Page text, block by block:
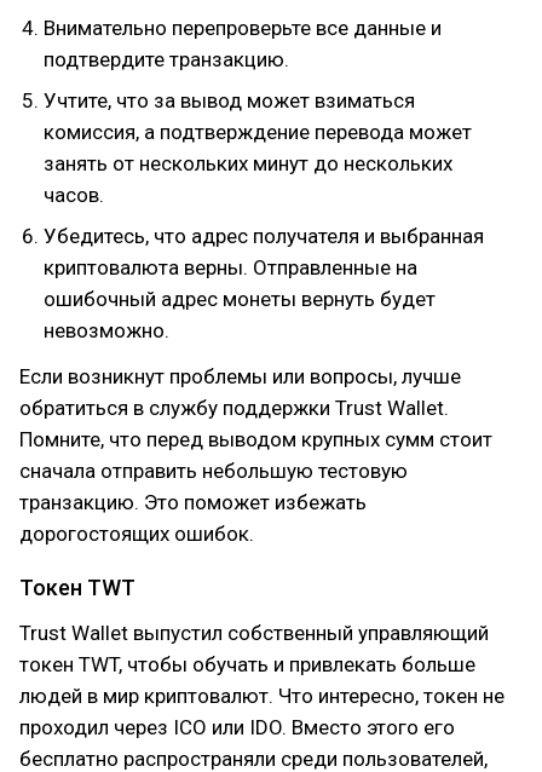
Внимательно перепроверьте все данные и
подтвердите транзакцию.
Учтите, что за вывод может взиматься
комиссия, а подтверждение перевода может
занять от нескольких минут до нескольких
часов.
Убедитесь, что адрес получателя и выбранная
криптовалюта верны. Отправленные на
ошибочный адрес монеты вернуть будет
невозможно.
Если возникнут проблемы или вопросы, лучше
обратиться в службу поддержки Trust Wallet.
Помните, что перед выводом крупных сумм стоит
сначала отправить небольшую тестовую
транзакцию. Это поможет избежать
дорогостоящих ошибок.
Токен TWT
Trust Wallet выпустил собственный управляющий
токен TWT, чтобы обучать и привлекать больше
людей в мир криптовалют. Что интересно, токен не
проходил через ICO или IDO. Вместо этого его
бесплатно распространяли среди пользователей,